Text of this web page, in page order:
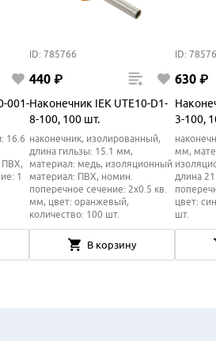
001-
16.6
ПВХ,
1
ID: 785766
440 ₽
Наконечник IEK UTE10-D1-
8-100, 100 шт.
наконечник, изолированный,
длина гильзы: 15.1 мм,
материал: медь, изоляционный
материал: ПВХ, номин.
поперечное сечение: 2х0.5 кв.
мм, цвет: оранжевый,
количество: 100 шт.
В корзину
ID:
630 ₽
3-100,
мм,
длина
цвет:
шт.